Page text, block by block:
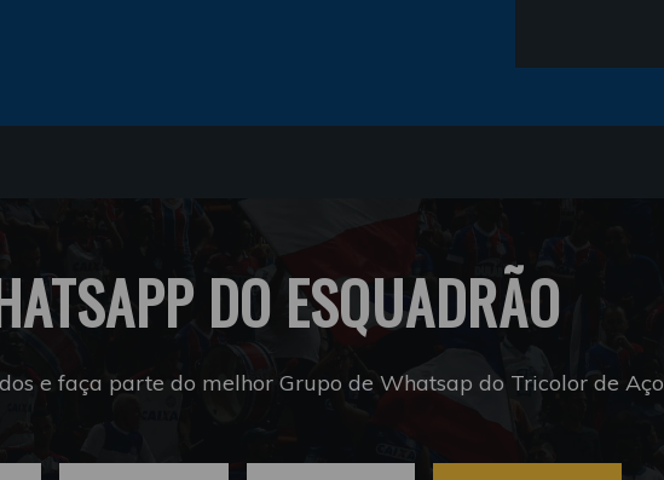
DO ESQUADRÃO
e faça parte do melhor Grupo de Whatsap do Tricolor de Aço